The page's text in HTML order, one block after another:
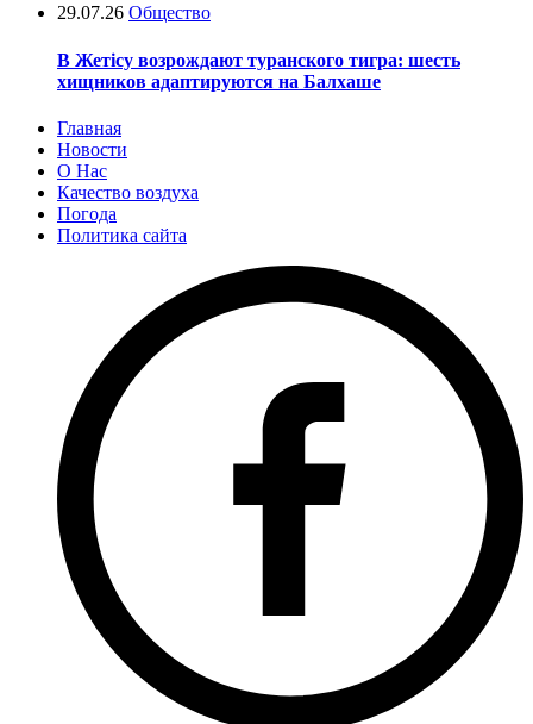
29.07.26 Общество
В Жетісу возрождают туранского тигра: шесть
хищников адаптируются на Балхаше
Главная
Новости
О Нас
Качество воздуха
Погода
Политика сайта